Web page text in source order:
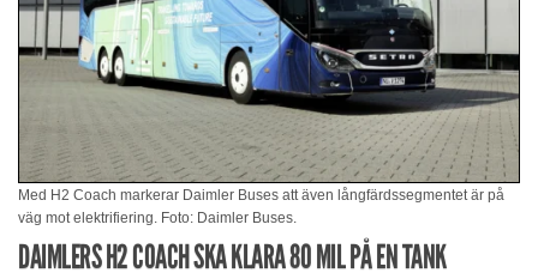
Med H2 Coach markerar Daimler Buses att även långfärdssegmentet är på
väg mot elektrifiering. Foto: Daimler Buses.
DAIMLERS H2 COACH SKA KLARA 80 MIL PÅ EN TANK